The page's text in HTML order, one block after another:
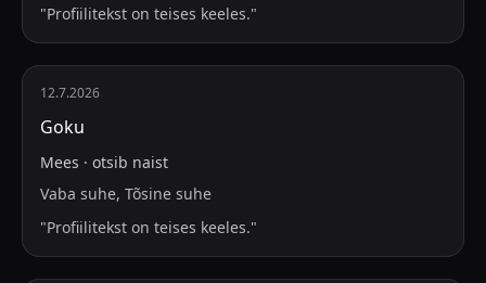
"Profiilitekst on teises keeles."
12.7.2026
Goku
Mees · otsib naist
Vaba suhe, Tõsine suhe
"Profiilitekst on teises keeles."